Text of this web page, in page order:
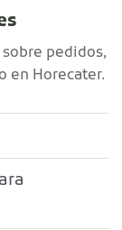
pedidos,
en Horecater.